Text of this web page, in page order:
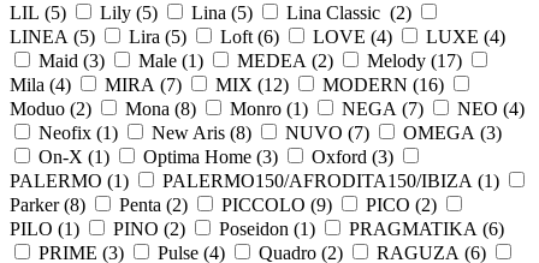
LIL (5) Lily (5) Lina (5) Lina Classic (2)
LINEA (5) Lira (5) Loft (6) LOVE (4) LUXE (4)
Maid (3) Male (1) MEDEA (2) Melody (17)
Mila (4) MIRA (7) MIX (12) MODERN (16)
Moduo (2) Mona (8) Monro (1) NEGA (7) NEO (4)
Neofix (1) New Aris (8) NUVO (7) OMEGA (3)
On-X (1) Optima Home (3) Oxford (3)
PALERMO (1) PALERMO150/AFRODITA150/IBIZA (1)
Parker (8) Penta (2) PICCOLO (9) PICO (2)
PILO (1) PINO (2) Poseidon (1) PRAGMATIKA (6)
PRIME (3) Pulse (4) Quadro (2) RAGUZA (6)